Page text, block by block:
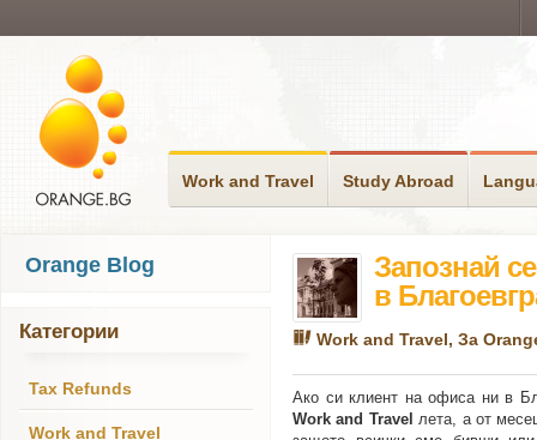
Work and Travel Study Abroad
Orange Blog
Категории
Tax Refunds
Work and Travel
Запознай
в
Work and Travel, За
Ако си клиент на офиса ни в
Work and Travel лета, а от